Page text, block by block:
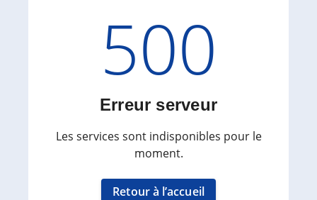
Code
500
Erreur serveur
Les services sont indisponibles pour le
moment.
Retour à l’accueil